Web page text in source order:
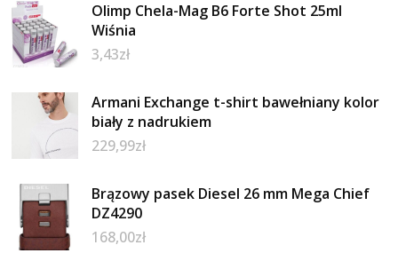
Olimp Chela-Mag B6 Forte Shot 25ml
Wiśnia
3,43zł
Armani Exchange t-shirt bawełniany kolor
biały z nadrukiem
229,99zł
Brązowy pasek Diesel 26 mm Mega Chief
DZ4290
168,00zł